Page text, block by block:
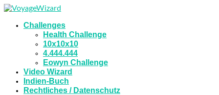
Challenges
Health Challenge
10x10x10
4.444.444
Eowyn Challenge
Video Wizard
Indien-Buch
Rechtliches / Datenschutz